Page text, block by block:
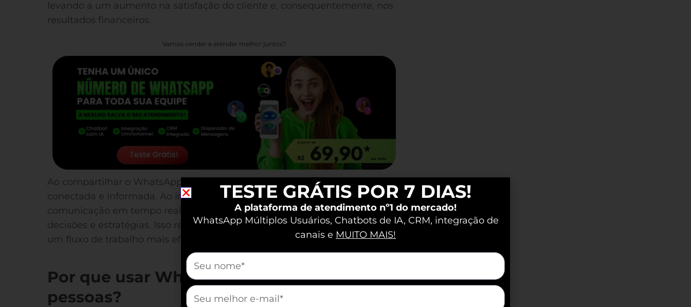
levando a um aumento na satisfação do cliente e, consequentemente, nos
resultados financeiros.
Vamos vender e atender melhor juntos?
Ao compartilhar o WhatsApp entre várias pessoas, sua equipe se mantém
conectada e informada. Ao invés de depender de e-mails ou ligações, a
comunicação em tempo real garante atualizações instantâneas sobre
decisões e estratégias. Isso reduz erros e aumenta a produtividade, criando
um fluxo de trabalho mais eficiente.
Por que usar WhatsApp para várias
pessoas?
TESTE GRÁTIS POR 7 DIAS!
A plataforma de atendimento nº1 do mercado!
WhatsApp Múltiplos Usuários, Chatbots de IA, CRM, integração de
canais e MUITO MAIS!
mauticform[nome]
mauticform[email]